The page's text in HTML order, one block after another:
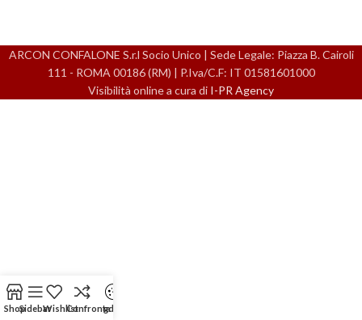
ARCON CONFALONE S.r.l Socio Unico | Sede Legale: Piazza B. Cairoli
111 - ROMA 00186 (RM) | P.Iva/C.F: IT 01581601000
Visibilità online a cura di I-PR Agency
ShopSidebarWishlistConfrontagdpr